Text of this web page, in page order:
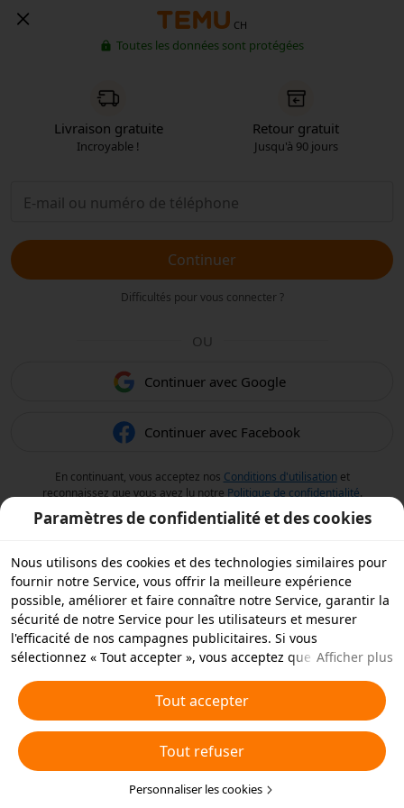
CH
Toutes les données sont protégées
Livraison gratuite
Incroyable !
Retour gratuit
Jusqu'à 90 jours
Continuer
Difficultés pour vous connecter ?
OU
Continuer avec Google
Continuer avec Facebook
En continuant, vous acceptez nos Conditions d'utilisation et
reconnaissez que vous avez lu notre Politique de confidentialité.
Paramètres de confidentialité et des cookies
Nous utilisons des cookies et des technologies similaires pour
fournir notre Service, vous offrir la meilleure expérience
possible, améliorer et faire connaître notre Service, garantir la
sécurité de notre Service pour les utilisateurs et mesurer
l'efficacité de nos campagnes publicitaires. Si vous
sélectionnez « Tout accepter », vous acceptez que nous et nos
similaires sur votre appareil à des fins publicitaires. Vous
pouvez aussi « rejeter tous » les cookies non essentiels ou
choisir les types de cookies que vous souhaitez accepter ou
rejeter à tout moment dans vos paramètres de confidentialité
ou en cliquant sur « Personnaliser les cookies » ci-dessous.
Pour plus de détails, consultez notrePolitique relative aux
Afficher plus
Tout accepter
Tout refuser
Personnaliser les cookies